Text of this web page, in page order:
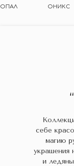
ОНИКС
ОПАЛ
себе
магию
украшения
и